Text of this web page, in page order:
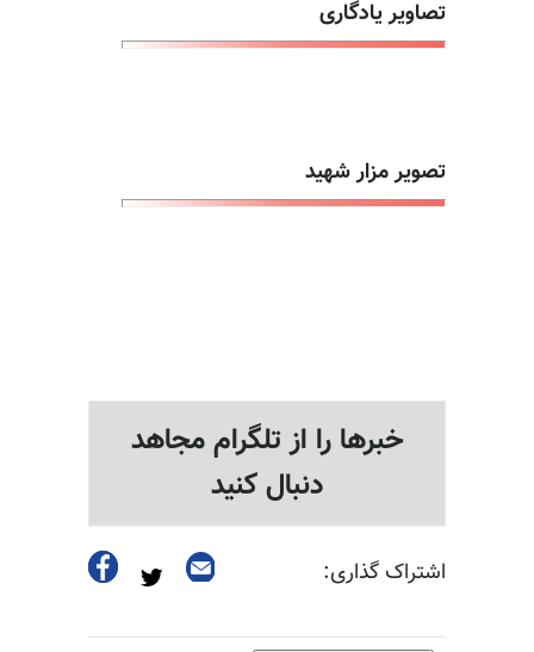
تصاویر یادگاری
تصویر مزار شهید
خبرها را از تلگرام مجاهد
دنبال کنید
اشتراک گذاری: